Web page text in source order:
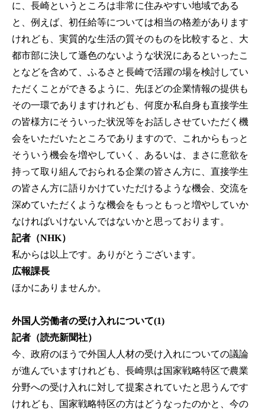
に、長崎というところは非常に住みやすい地域である
と、例えば、初任給等については相当の格差があります
けれども、実質的な生活の質そのものを比較すると、大
都市部に決して遜色のないような状況にあるといったこ
となどを含めて、ふるさと長崎で活躍の場を検討してい
ただくことができるように、先ほどの企業情報の提供も
その一環でありますけれども、何度か私自身も直接学生
の皆様方にそういった状況等をお話しさせていただく機
会をいただいたところでありますので、これからもっと
そういう機会を増やしていく、あるいは、まさに意欲を
持って取り組んでおられる企業の皆さん方に、直接学生
の皆さん方に語りかけていただけるような機会、交流を
深めていただくような機会をもっともっと増やしていか
なければいけないんではないかと思っております。
記者（NHK）
私からは以上です。ありがとうございます。
広報課長
ほかにありませんか。
外国人労働者の受け入れについて(1)
記者（読売新聞社）
今、政府のほうで外国人人材の受け入れについての議論
が進んでいますけれども、長崎県は国家戦略特区で農業
分野への受け入れに対して提案されていたと思うんです
けれども、国家戦略特区の方はどうなったのかと、今の